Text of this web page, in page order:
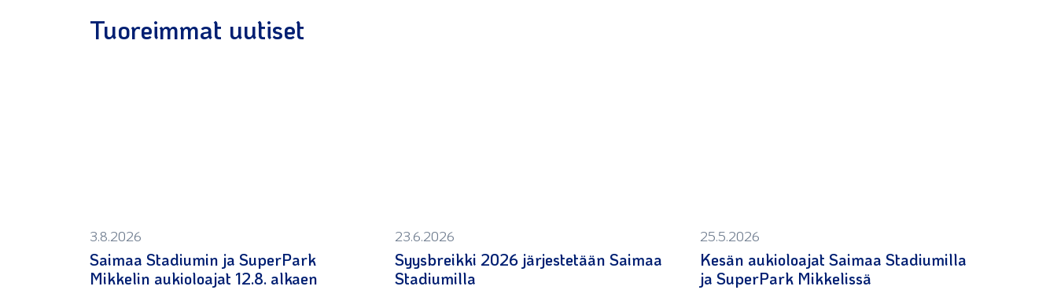
Tuoreimmat uutiset
3.8.2026
Saimaa Stadiumin ja SuperPark
Mikkelin aukioloajat 12.8. alkaen
23.6.2026
Syysbreikki 2026 järjestetään Saimaa
Stadiumilla
25.5.2026
Kesän aukioloajat Saimaa Stadiumilla
ja SuperPark Mikkelissä